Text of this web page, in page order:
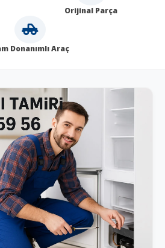
Orijinal Parça
Donanımlı Araç